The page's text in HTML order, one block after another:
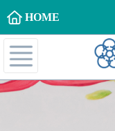
HOME